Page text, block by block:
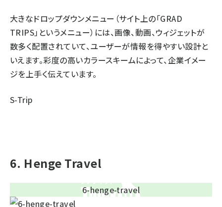
大きなドロップダウンメニュー（サイト上の「GRAD
TRIPS」というメニュー）には、画像、動画、ウィジェットが
数多く配置されていて、ユーザーが情報を得やすい設計と
いえます。彩度の高いカラースキームによって、企業イメー
ジを上手く伝えています。
S-Trip
6. Henge Travel